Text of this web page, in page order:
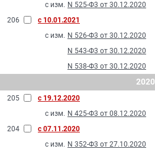
с изм. N 525-Ф3 от 30.12.2020
206
с 10.01.2021
с изм. N 526-Ф3 от 30.12.2020
N 543-Ф3 от 30.12.2020
N 538-Ф3 от 30.12.2020
2020
205
с 19.12.2020
с изм. N 425-Ф3 от 08.12.2020
204
с 07.11.2020
с изм. N 352-Ф3 от 27.10.2020